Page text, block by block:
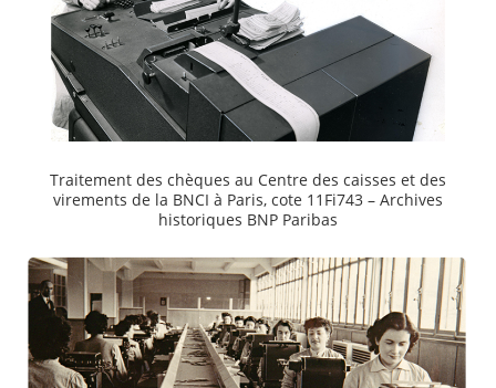
Traitement des chèques au Centre des caisses et des
virements de la BNCI à Paris, cote 11Fi743 – Archives
historiques BNP Paribas